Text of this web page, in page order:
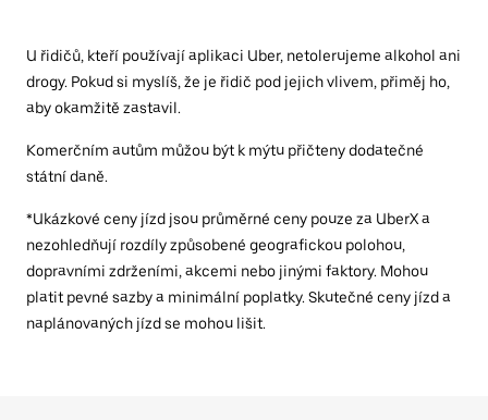
U řidičů, kteří používají aplikaci Uber, netolerujeme alkohol ani
drogy. Pokud si myslíš, že je řidič pod jejich vlivem, přiměj ho,
aby okamžitě zastavil.
Komerčním autům můžou být k mýtu přičteny dodatečné
státní daně.
*Ukázkové ceny jízd jsou průměrné ceny pouze za UberX a
nezohledňují rozdíly způsobené geografickou polohou,
dopravními zdrženími, akcemi nebo jinými faktory. Mohou
platit pevné sazby a minimální poplatky. Skutečné ceny jízd a
naplánovaných jízd se mohou lišit.